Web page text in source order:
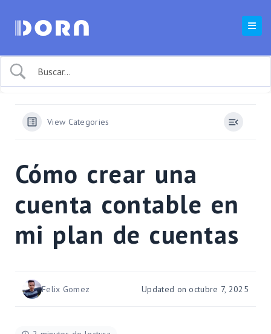
View Categories
Cómo crear una
cuenta contable en
mi plan de cuentas
Felix Gomez Updated on octubre 7, 2025